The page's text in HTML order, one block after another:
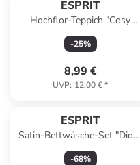
ESPRIT
Hochflor-Teppich "Cosy
Glamour 2.0" in Türkis
-25%
8,99 €
UVP: 12,00 €*
ESPRIT
Satin-Bettwäsche-Set "Dion"
in Schwarz/ Gelb
-68%